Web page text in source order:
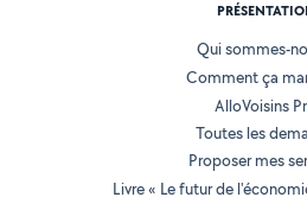
Qui sommes-
Comment ça
AlloVoisins
Toutes les
Proposer mes
Livre « Le futur de